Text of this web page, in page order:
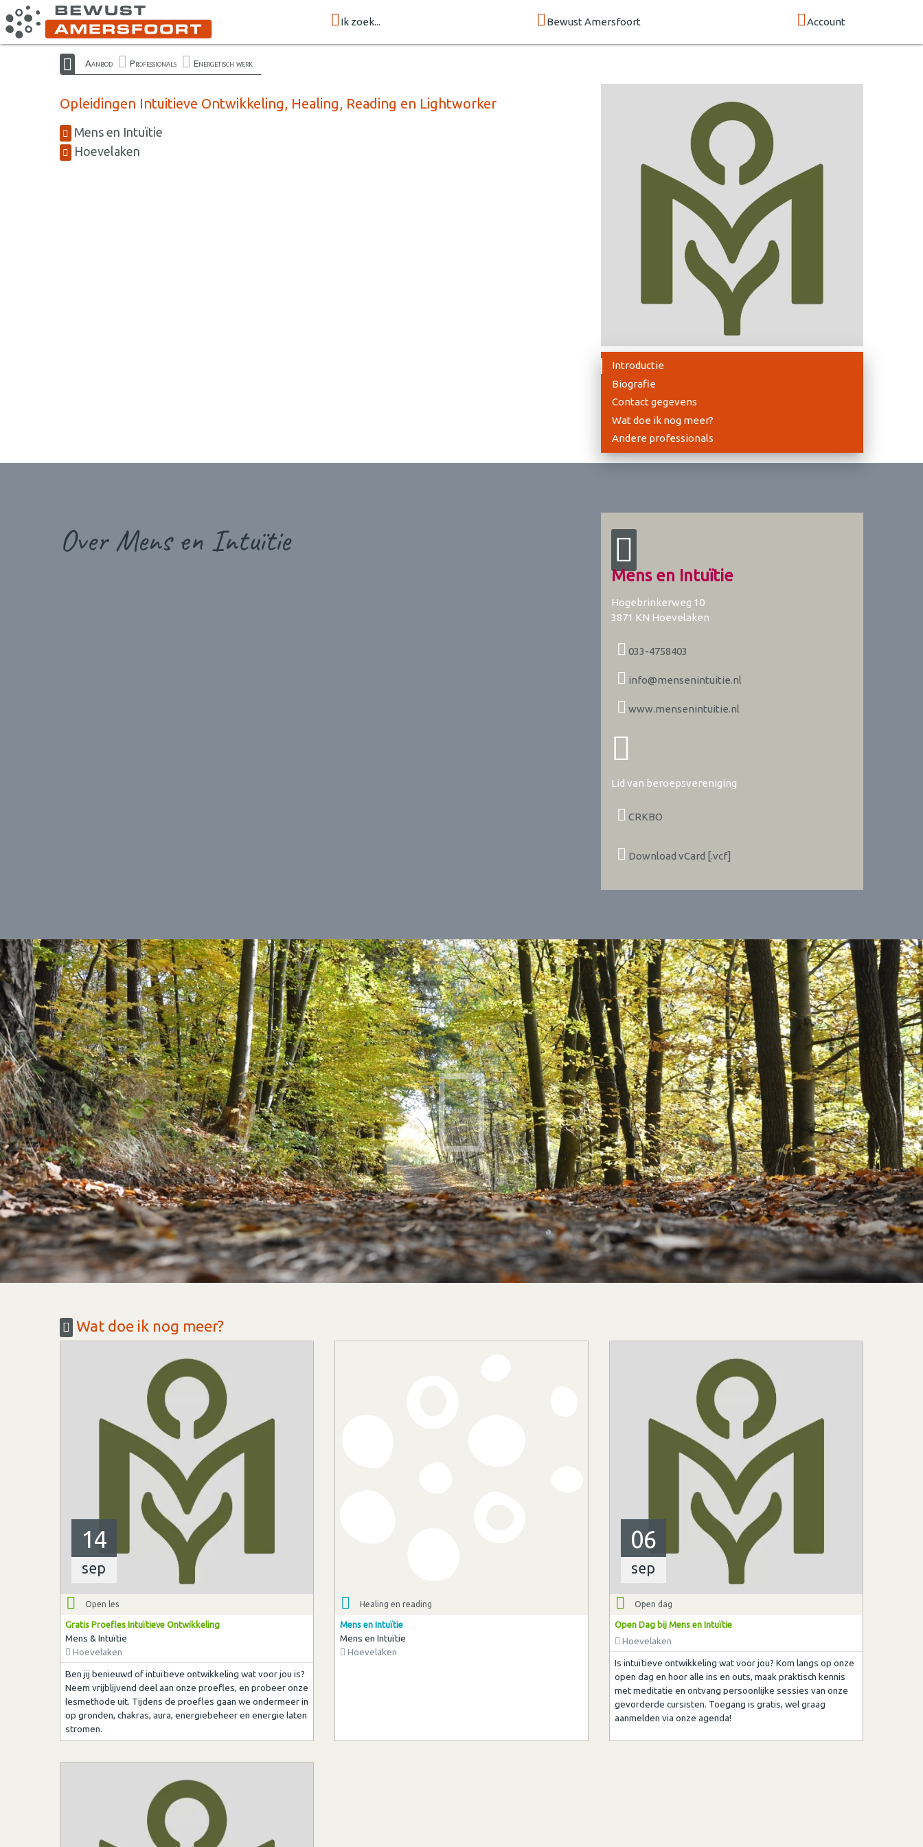
Ik zoek... Bewust Amersfoort Account
Aanbod Professionals Energetisch werk
Opleidingen Intuitieve Ontwikkeling, Healing, Reading en Lightworker
Mens en Intuïtie
Hoevelaken
Introductie
Biografie
Contact gegevens
Wat doe ik nog meer?
Andere professionals
Over Mens en Intuïtie
Mens en Intuïtie
Hogebrinkerweg 10
3871 KN Hoevelaken
033-4758403
info@mensenintuitie.nl
www.mensenintuitie.nl
Lid van beroepsvereniging
CRKBO
Download vCard [.vcf]
Wat doe ik nog meer?
14
sep
Open les
Gratis Proefles Intuïtieve Ontwikkeling
Mens & Intuïtie
Hoevelaken
Ben jij benieuwd of intuïtieve ontwikkeling wat voor jou is?
Neem vrijblijvend deel aan onze proefles, en probeer onze
lesmethode uit. Tijdens de proefles gaan we ondermeer in
op gronden, chakras, aura, energiebeheer en energie laten
stromen.
Healing en reading
Mens en Intuïtie
Mens en Intuïtie
Hoevelaken
06
sep
Open dag
Open Dag bij Mens en Intuïtie
Hoevelaken
Is intuïtieve ontwikkeling wat voor jou? Kom langs op onze
open dag en hoor alle ins en outs, maak praktisch kennis
met meditatie en ontvang persoonlijke sessies van onze
gevorderde cursisten. Toegang is gratis, wel graag
aanmelden via onze agenda!